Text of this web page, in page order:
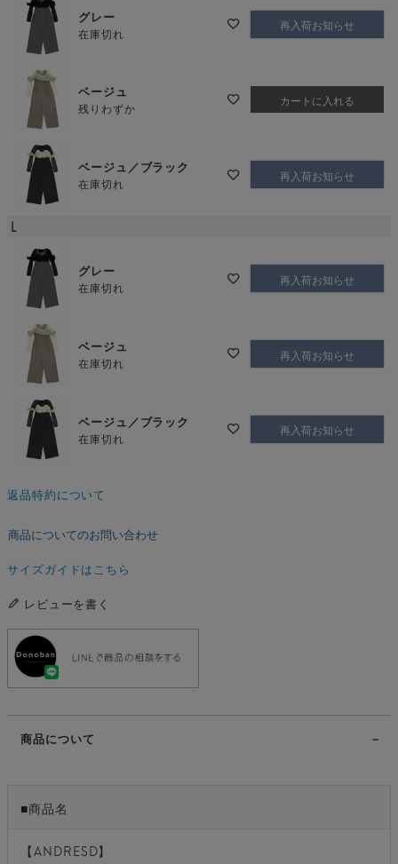
グレー
在庫切れ 再入荷お知らせ
ベージュ
残りわずか カートに入れる
ベージュ／ブラック
在庫切れ 再入荷お知らせ
L
グレー
在庫切れ 再入荷お知らせ
ベージュ
在庫切れ 再入荷お知らせ
ベージュ／ブラック
在庫切れ 再入荷お知らせ
返品特約について
商品についてのお問い合わせ
サイズガイドはこちら
レビューを書く
商品について
■商品名
【ANDRESD】